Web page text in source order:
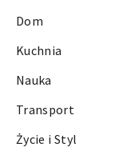
Dom
Kuchnia
Nauka
Transport
Życie i Styl